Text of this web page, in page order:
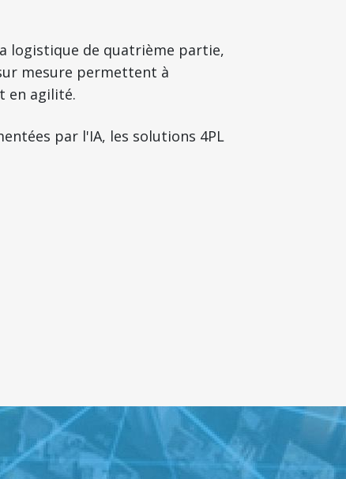
logistique de quatrième partie,
mesure permettent à
en agilité.
par l'IA, les solutions 4PL